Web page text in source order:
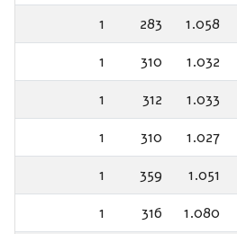
1.058
283
1
1.032
310
1
1.033
312
1
1.027
310
1
1.051
359
1
1.080
316
1